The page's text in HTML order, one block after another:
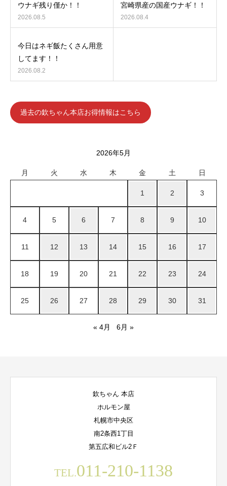
ウナギ残り僅か！！
2026.08.5
宮崎県産の国産ウナギ！！
2026.08.4
今日はネギ飯たくさん用意
してます！！
2026.08.2
過去の欽ちゃん本店お得情報はこちら
2026年5月
月 火 水 木 金 土 日
1 2 3
4 5 6 7 8 9 10
11 12 13 14 15 16 17
18 19 20 21 22 23 24
25 26 27 28 29 30 31
« 4月 6月 »
欽ちゃん 本店
ホルモン屋
札幌市中央区
南2条西1丁目
第五広和ビル2Ｆ
TEL.011-210-1138